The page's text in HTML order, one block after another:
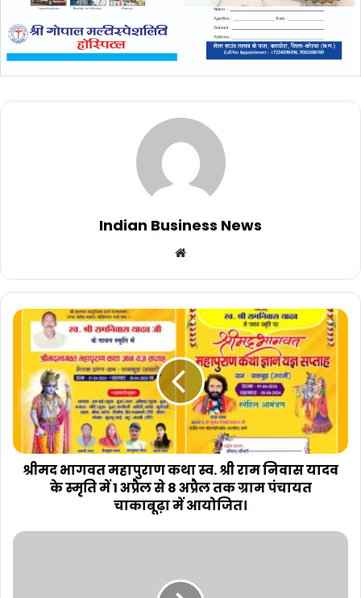
Indian Business News
Website
श्रीमद भागवत महापुराण कथा स्व. श्री राम निवास यादव
के स्मृति में 1 अप्रैल से 8 अप्रैल तक ग्राम पंचायत
चाकाबूढ़ा में आयोजित।